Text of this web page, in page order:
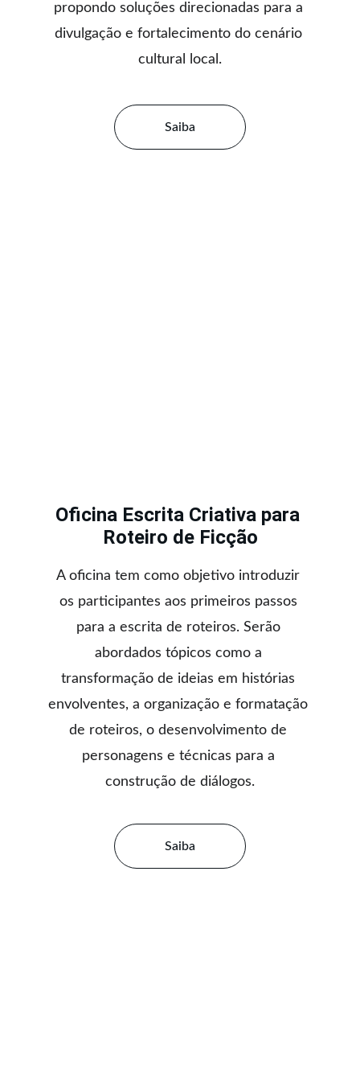
propondo soluções direcionadas para a
divulgação e fortalecimento do cenário
cultural local.
Saiba
A oficina tem como objetivo introduzir
os participantes aos primeiros passos
para a escrita de roteiros. Serão
abordados tópicos como a
transformação de ideias em histórias
envolventes, a organização e formatação
de roteiros, o desenvolvimento de
personagens e técnicas para a
construção de diálogos.
Saiba
Oficina Escrita Criativa para
Roteiro de Ficção